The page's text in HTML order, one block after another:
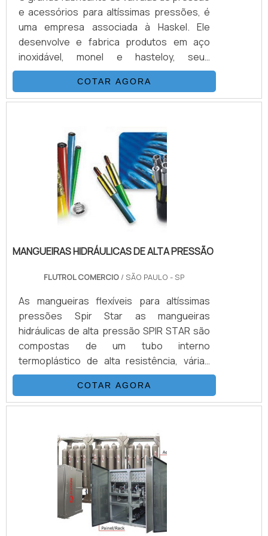
e acessórios para altíssimas pressões, é
uma empresa associada à Haskel. Ele
desenvolve e fabrica produtos em aço
inoxidável, monel e hasteloy, seus
principais ítens são válvulas, esfera, agulha,
retenção, tubos conexões e niple.
Normalmente, as válvulas hidráulicas são
mais básica. Sendo assim, elas podem ser
válvulas de segurança, de descarga, de
frenagem, redutora de pressão, de
sequência, entre outras.VANTAGENS BÁ.
COTAR AGORA
MANGUEIRAS HIDRÁULICAS DE ALTA PRESSÃO
FLUTROL COMERCIO / SÃO PAULO - SP
As mangueiras flexíveis para altíssimas
pressões Spir Star as mangueiras
hidráulicas de alta pressão SPIR STAR são
compostas de um tubo interno
termoplástico de alta resistência, várias
camadas de fio de aço trançados e/ou
espiralados e externamente revestidas
com uma capa de poliamida (nylon) ou
DESTACADOSEsta combinação, adicionada
a um processo único de trançagem
reforçada, resulta em uma mangueira
flexível, que possui as seguintes
propriedades: Desenvolv.
COTAR AGORA